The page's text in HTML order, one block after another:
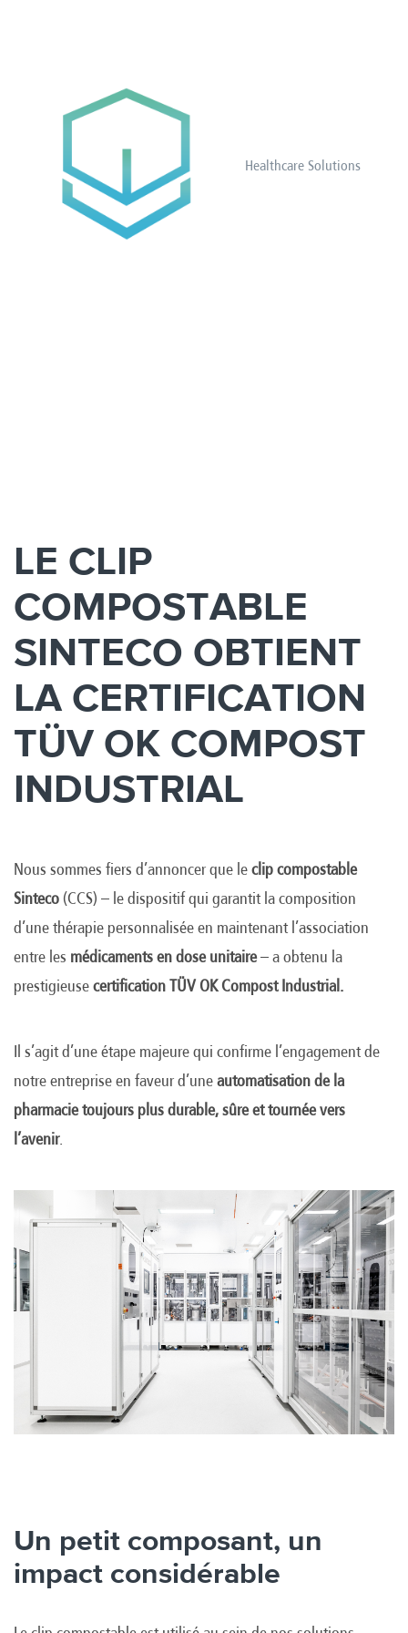
Healthcare Solutions
LE CLIP
COMPOSTABLE
SINTECO OBTIENT
LA CERTIFICATION
TÜV OK COMPOST
INDUSTRIAL
Nous sommes fiers d’annoncer que le clip compostable
Sinteco (CCS) – le dispositif qui garantit la composition
d’une thérapie personnalisée en maintenant l’association
entre les médicaments en dose unitaire– a obtenu la
prestigieuse certification TÜV OK Compost Industrial.
Il s’agit d’une étape majeure qui confirme l’engagement de
notre entreprise en faveur d’une automatisation de la
pharmacie toujours plus durable, sûre et tournée vers
l’avenir.
Un petit composant, un
impact considérable